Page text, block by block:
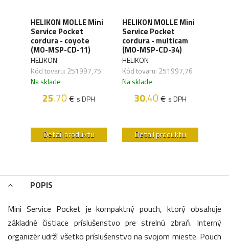
HELIKON MOLLE Mini
Service Pocket
cordura - coyote
(MO-MSP-CD-11)
HELIKON
Kód tovaru: 251997,75
Na sklade
25.70€ s DPH
Detail produktu
HELIKON MOLLE Mini
Service Pocket
cordura - multicam
(MO-MSP-CD-34)
HELIKON
Kód tovaru: 251997,76
Na sklade
30.40€ s DPH
Detail produktu
POPIS
Mini Service Pocket je kompaktný pouch, ktorý obsahuje
základné čistiace príslušenstvo pre strelnú zbraň. Interný
organizér udrží všetko príslušenstvo na svojom mieste. Pouch